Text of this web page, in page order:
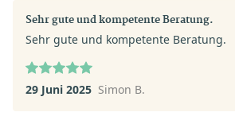
Sehr gute und kompetente Beratung.
Sehr gute und kompetente Beratung.
29 Juni 2025 Simon B.